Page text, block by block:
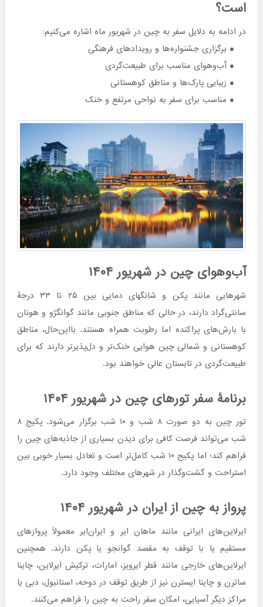
است؟
در ادامه به دلایل سفر به چین در شهریور ماه اشاره می‌کنیم:
برگزاری جشنواره‌ها و رویدادهای فرهنگی
آب‌وهوای مناسب برای طبیعت‌گردی
زیبایی پارک‌ها و مناطق کوهستانی
مناسب برای سفر به نواحی مرتفع و خنک
آب‌وهوای چین در شهریور ۱۴۰۴
شهرهایی مانند پکن و شانگهای دمایی بین ۲۵ تا ۳۳ درجۀ
سانتی‌گراد دارند، در حالی که مناطق جنوبی مانند گوانگژو و هونان
با بارش‌های پراکنده اما رطوبت همراه هستند. با‌این‌حال، مناطق
کوهستانی و شمالی چین هوایی خنک‌تر و دل‌پذیرتر دارند که برای
طبیعت‌گردی در تابستان عالی خواهند بود.
برنامۀ سفر تورهای چین در شهریور ۱۴۰۴
تور چین به دو صورت ۸ شب و ۱۰ شب برگزار می‌شود. پکیج ۸
شب می‌تواند فرصت کافی برای دیدن بسیاری از جاذبه‌های چین را
فراهم کند؛ اما پکیج ۱۰ شب کامل‌تر است و تعادل بسیار خوبی بین
استراحت و گشت‌وگذار در شهرهای مختلف وجود دارد.
پرواز به چین از ایران در شهریور ۱۴۰۴
ایرلاین‌های ایرانی مانند ماهان ایر و ایران‌ایر معمولاً پروازهای
مستقیم یا با توقف به مقصد گوانجو یا پکن دارند. همچنین
ایرلاین‌های خارجی مانند قطر ایرویز، امارات، ترکیش ایرلاین، چاینا
ساترن و چاینا ایسترن نیز از طریق توقف در دوحه، استانبول، دبی یا
مراکز دیگر آسیایی، امکان سفر راحت به چین را فراهم می‌کنند.